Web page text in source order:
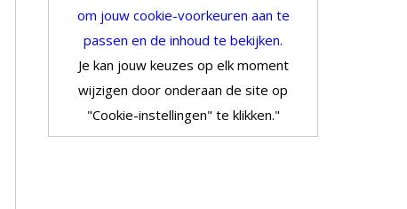
om jouw cookie-voorkeuren aan te
passen en de inhoud te bekijken.
Je kan jouw keuzes op elk moment
wijzigen door onderaan de site op
"Cookie-instellingen" te klikken."